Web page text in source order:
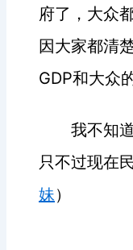
府了，大众
因大家都清
GDP和大众
我不知
只不过现在
妹）